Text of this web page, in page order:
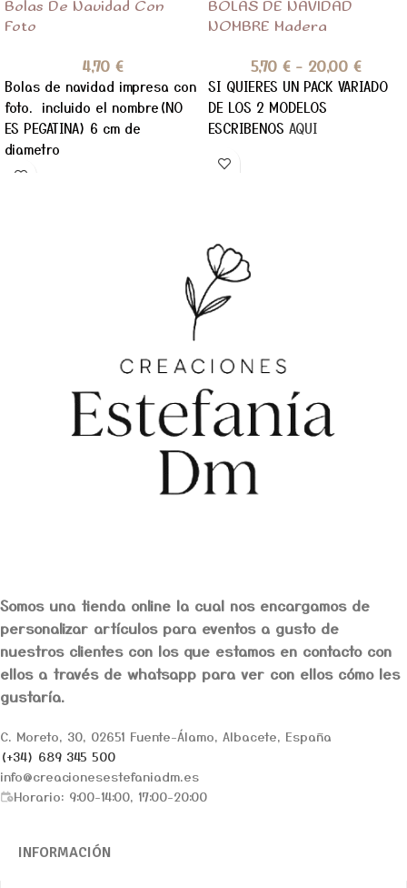
Bolas De Navidad Con
Foto
4,70 €
Bolas de navidad impresa con
foto. incluido el nombre(NO
ES PEGATINA) 6 cm de
diametro
BOLAS DE NAVIDAD
NOMBRE Madera
5,70 € - 20,00 €
SI QUIERES UN PACK VARIADO
DE LOS 2 MODELOS
ESCRIBENOS AQUI
Somos una tienda online la cual nos encargamos de
personalizar artículos para eventos a gusto de
nuestros clientes con los que estamos en contacto con
ellos a través de whatsapp para ver con ellos cómo les
gustaría.
C. Moreto, 30, 02651 Fuente-Álamo, Albacete, España
(+34) 689 345 500
info@creacionesestefaniadm.es
Horario: 9:00-14:00, 17:00-20:00
INFORMACIÓN